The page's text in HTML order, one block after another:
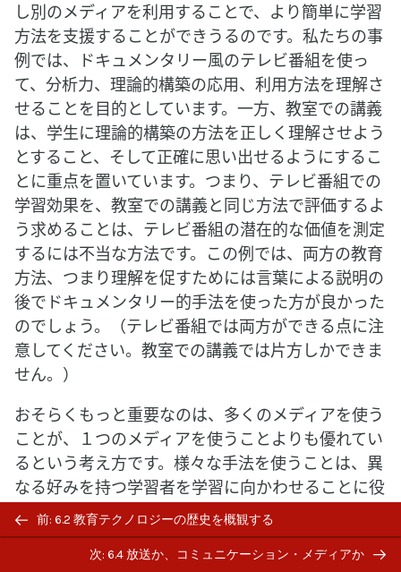
し別のメディアを利用することで、より簡単に学習
方法を支援することができうるのです。私たちの事
例では、ドキュメンタリー風のテレビ番組を使っ
て、分析力、理論的構築の応用、利用方法を理解さ
せることを目的としています。一方、教室での講義
は、学生に理論的構築の方法を正しく理解させよう
とすること、そして正確に思い出せるようにするこ
とに重点を置いています。つまり、テレビ番組での
学習効果を、教室での講義と同じ方法で評価するよ
う求めることは、テレビ番組の潜在的な価値を測定
するには不当な方法です。この例では、両方の教育
方法、つまり理解を促すためには言葉による説明の
後でドキュメンタリー的手法を使った方が良かった
のでしょう。（テレビ番組では両方ができる点に注
意してください。教室での講義では片方しかできま
せん。）
おそらくもっと重要なのは、多くのメディアを使う
ことが、１つのメディアを使うことよりも優れてい
るという考え方です。様々な手法を使うことは、異
なる好みを持つ学習者を学習に向かわせることに役
立ちます。そして科目内容を別のメディアによって
様々な方法で教えることにも役立ちます。その結
果、より深い理解や、場面にあった様々なスキルの
Previous/next
navigation
前: 6.2 教育テクノロジーの歴史を概観する
次: 6.4 放送か、コミュニケーション・メディアか